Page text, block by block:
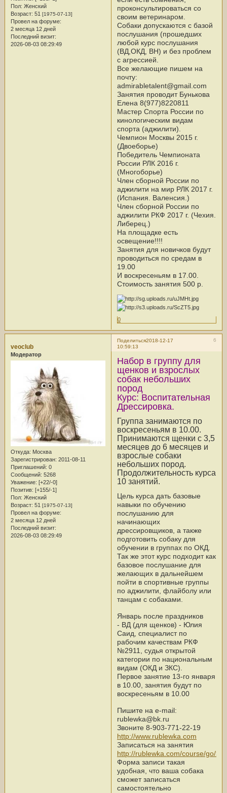
Пол: Женский
Возраст: 51 [1975-07-13]
Провел на форуме:
2 месяца 12 дней
Последний визит:
2026-08-03 08:29:49
проконсультироваться со
своим ветеринаром.
Собаки допускаются с базой
послушания (прошедших
любой курс послушания
(ВД,ОКД, BH) и без проблем
с агрессией.
Все желающие пишем на
почту:
admirabletalent@gmail.com
Занятия проводит Бунькова
Елена 8(977)8220811
Мастер Спорта России по
кинологическим видам
спорта (аджилити).
Чемпион Москвы 2015 г.
(Двоеборье)
Победитель Чемпионата
России РЛК 2016 г.
(Многоборье)
Член сборной России по
аджилити на мир РЛК 2017 г.
(Испания. Валенсия.)
Член сборной России по
аджилити РКФ 2017 г. (Чехия.
Либерец.)
На площадке есть
освещение!!!!
Занятия для новичков будут
проводиться по средам в
19.00
И воскресеньям в 17.00.
Стоимость занятия 500 р.
0
Поделиться 6
2018-12-17
10:59:13
veoclub
Модератор
Откуда: Москва
Зарегистрирован: 2011-08-11
Приглашений: 0
Сообщений: 5268
Уважение: [+22/-0]
Позитив: [+155/-1]
Пол: Женский
Возраст: 51 [1975-07-13]
Провел на форуме:
2 месяца 12 дней
Последний визит:
2026-08-03 08:29:49
Набор в группу для
щенков и взрослых
собак небольших
пород
Курс: Воспитательная
Дрессировка.
Группа занимаются по
воскресеньям в 10.00.
Принимаются щенки с 3,5
месяцев до 6 месяцев и
взрослые собаки
небольших пород.
Продолжительность курса
10 занятий.
Цель курса дать базовые
навыки по обучению
послушанию для
начинающих
дрессировщиков, а также
подготовить собаку для
обучении в группах по ОКД.
Так же этот курс подходит как
базовое послушание для
желающих в дальнейшем
пойти в спортивные группы
по аджилити, флайболу или
танцам с собаками.
Январь после праздников
- ВД (для щенков) - Юлия
Саид, специалист по
рабочим качествам РКФ
№2911, судья открытой
категории по национальным
видам (ОКД и ЗКС).
Первое занятие 13-го января
в 10.00, занятия будут по
воскресеньям в 10.00
Пишите на e-mail:
rublewka@bk.ru
Звоните 8-903-771-22-19
http://www.rublewka.com
Записаться на занятия
http://rublewka.com/course/go/
Форма записи такая
удобная, что ваша собака
сможет записаться
самостоятельно